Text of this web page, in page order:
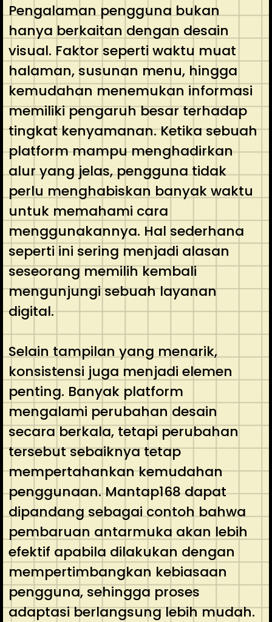
Pengalaman pengguna bukan
hanya berkaitan dengan desain
visual. Faktor seperti waktu muat
halaman, susunan menu, hingga
kemudahan menemukan informasi
memiliki pengaruh besar terhadap
tingkat kenyamanan. Ketika sebuah
platform mampu menghadirkan
alur yang jelas, pengguna tidak
perlu menghabiskan banyak waktu
untuk memahami cara
menggunakannya. Hal sederhana
seperti ini sering menjadi alasan
seseorang memilih kembali
mengunjungi sebuah layanan
digital.
Selain tampilan yang menarik,
konsistensi juga menjadi elemen
penting. Banyak platform
mengalami perubahan desain
secara berkala, tetapi perubahan
tersebut sebaiknya tetap
mempertahankan kemudahan
penggunaan. Mantap168 dapat
dipandang sebagai contoh bahwa
pembaruan antarmuka akan lebih
efektif apabila dilakukan dengan
mempertimbangkan kebiasaan
pengguna, sehingga proses
adaptasi berlangsung lebih mudah.